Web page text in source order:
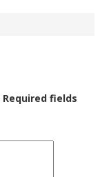
Required fields